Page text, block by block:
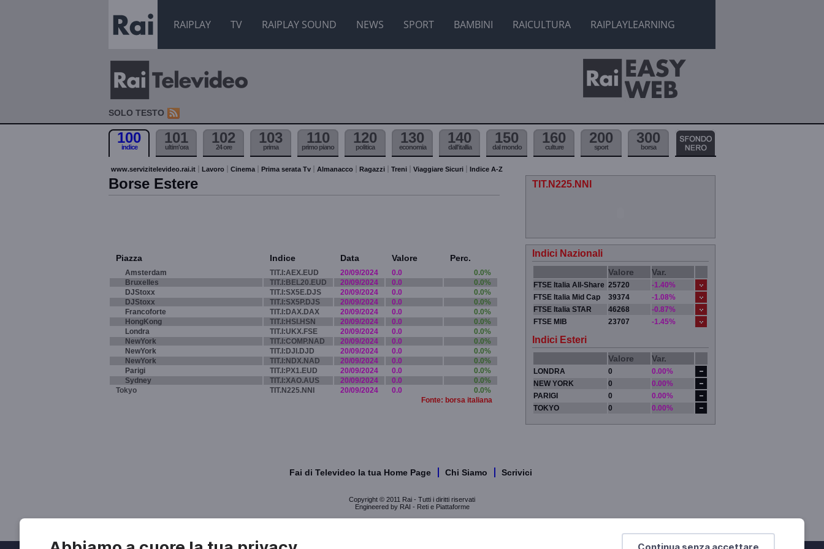
RAIPLAY TV RAIPLAY SOUND NEWS SPORT BAMBINI RAICULTURA RAIPLAYLEARNING
Continua senza accettare
SOLO TESTO
100
indice
101
ultim'ora
102
24 ore
103
prima
110
primo piano
120
politica
130
economia
140
dall'itallia
150
dal mondo
160
culture
200
sport
300
borsa
www.servizitelevideo.rai.it Lavoro Cinema Prima serata Tv Almanacco Ragazzi Treni Viaggiare Sicuri Indice A-Z
Borse Estere
Piazza Indice Data Valore Perc.
Amsterdam TIT.I:AEX.EUD 20/09/2024 0.0
0.0%
Bruxelles
TIT.I:BEL20.EUD 20/09/2024 0.0
0.0%
DJStoxx
TIT.I:SX5E.DJS 20/09/2024 0.0
0.0%
DJStoxx
TIT.I:SX5P.DJS 20/09/2024 0.0
0.0%
Francoforte
TIT.I:DAX.DAX 20/09/2024 0.0
0.0%
HongKong
TIT.I:HSI.HSN 20/09/2024 0.0
0.0%
Londra
TIT.I:UKX.FSE 20/09/2024 0.0
0.0%
NewYork
TIT.I:COMP.NAD 20/09/2024 0.0
0.0%
NewYork
TIT.I:DJI.DJD 20/09/2024 0.0
0.0%
NewYork
TIT.I:NDX.NAD 20/09/2024 0.0
0.0%
Parigi
TIT.I:PX1.EUD 20/09/2024 0.0
0.0%
Sydney
TIT.I:XAO.AUS 20/09/2024 0.0
0.0%
Tokyo
TIT.N225.NNI 20/09/2024 0.0
0.0%
Fonte: borsa italiana
TIT.N225.NNI
Indici Nazionali
Valore Var.
FTSE Italia All-Share 25720
-1.40%
FTSE Italia Mid Cap
39374
-1.08%
FTSE Italia STAR
46268
-0.87%
FTSE MIB
23707 -1.45%
Indici Esteri
Valore Var.
LONDRA 0
0.00%
NEW YORK
0
0.00%
PARIGI
0
0.00%
TOKYO
0 0.00%
Fai di Televideo la tua Home Page Chi Siamo Scrivici
Copyright © 2011 Rai - Tutti i diritti riservati
Engineered by RAI - Reti e Piattaforme